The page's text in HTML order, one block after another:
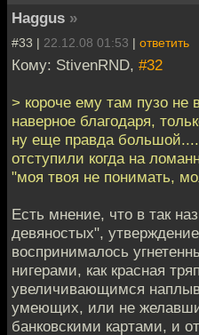
Haggus »
#33 | 22.12.08 01:53 | ответить
Кому: StivenRND, #32
> короче ему там пузо не
наверное благодаря,
ну еще правда
отступили когда на
"моя твоя не понимать,
Есть мнение, что в так
девяностых",
воспринималось
нигерами, как красная
увеличивающимся
умеющих, или не
банковскими картами, и